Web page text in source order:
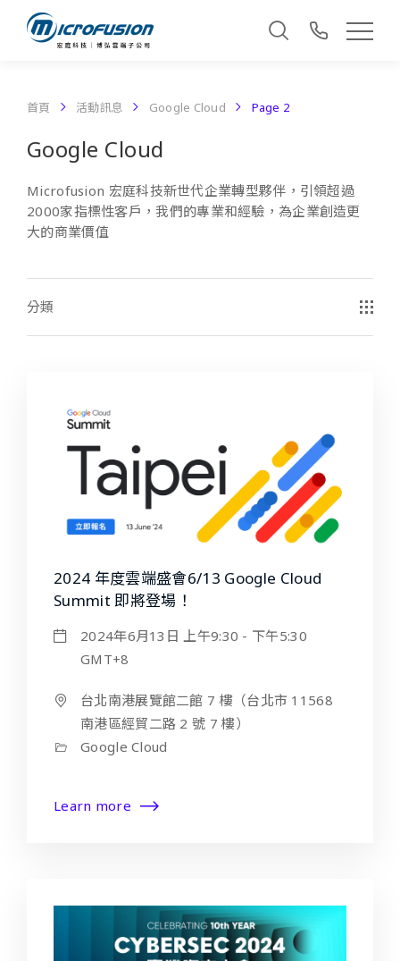
首頁 活動訊息 Google Cloud Page 2
Google Cloud
Microfusion 宏庭科技新世代企業轉型夥伴，引領超過
2000家指標性客戶，我們的專業和經驗，為企業創造更
大的商業價值
分類
2024 年度雲端盛會6/13 Google Cloud
Summit 即將登場！
2024年6月13日 上午9:30 - 下午5:30
GMT+8
台北南港展覽館二館 7 樓（台北市 11568
南港區經貿二路 2 號 7 樓）
Google Cloud
Learn more